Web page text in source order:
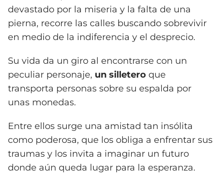
devastado por la miseria y la falta de una
pierna, recorre las calles buscando sobrevivir
en medio de la indiferencia y el desprecio.
Su vida da un giro al encontrarse con un
peculiar personaje, un silletero que
transporta personas sobre su espalda por
unas monedas.
Entre ellos surge una amistad tan insólita
como poderosa, que los obliga a enfrentar sus
traumas y los invita a imaginar un futuro
donde aún queda lugar para la esperanza.